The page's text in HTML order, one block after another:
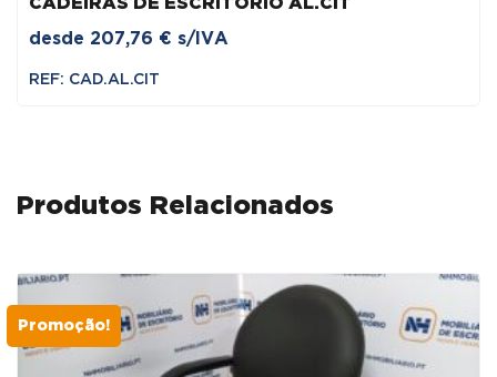
CADEIRAS DE ESCRITÓRIO AL.CIT
desde 207,76 € s/IVA
REF: CAD.AL.CIT
Produtos Relacionados
Promoção!